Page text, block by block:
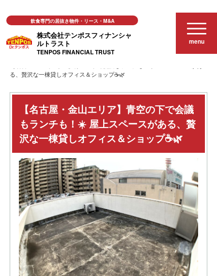
株式会社テンポスフィナンシャ
ルトラスト
TENPOS FINANCIAL TRUST
飲食専門の居抜き物件・リース・M&A
menu
おススメ店舗物件
る、贅沢な一棟貸しオフィス＆ショップ☕️🌿
【名古屋・金山エリア】青空の下で会議
もランチも！☀️ 屋上スペースがある、贅
沢な一棟貸しオフィス＆ショップ☕️🌿